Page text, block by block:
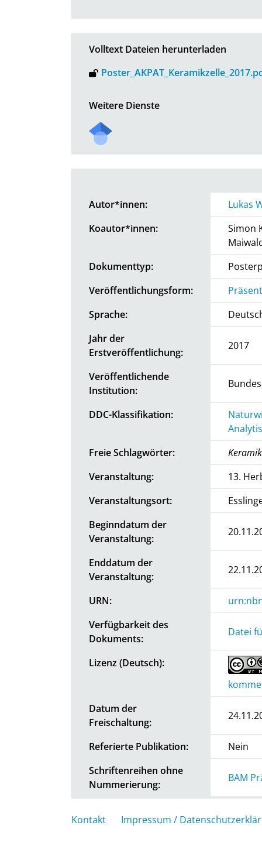
Volltext Dateien herunterladen
Weitere Dienste
Autor*innen:
Lukas
Koautor*innen:
Simon
Dokumenttyp:
Veröffentlichungsform:
Sprache:
Jahr der
Erstveröffentlichung:
2017
Veröffentlichende
Institution:
DDC-Klassifikation:
Freie Schlagwörter:
Veranstaltung:
13.
Veranstaltungsort:
Beginndatum der
Veranstaltung:
Enddatum der
Veranstaltung:
URN:
Verfügbarkeit des
Dokuments:
Datei
Lizenz (Deutsch):
Datum der
Freischaltung:
Referierte Publikation:
Nein
Schriftenreihen ohne
Nummerierung:
BAM
Kontakt Impressum /